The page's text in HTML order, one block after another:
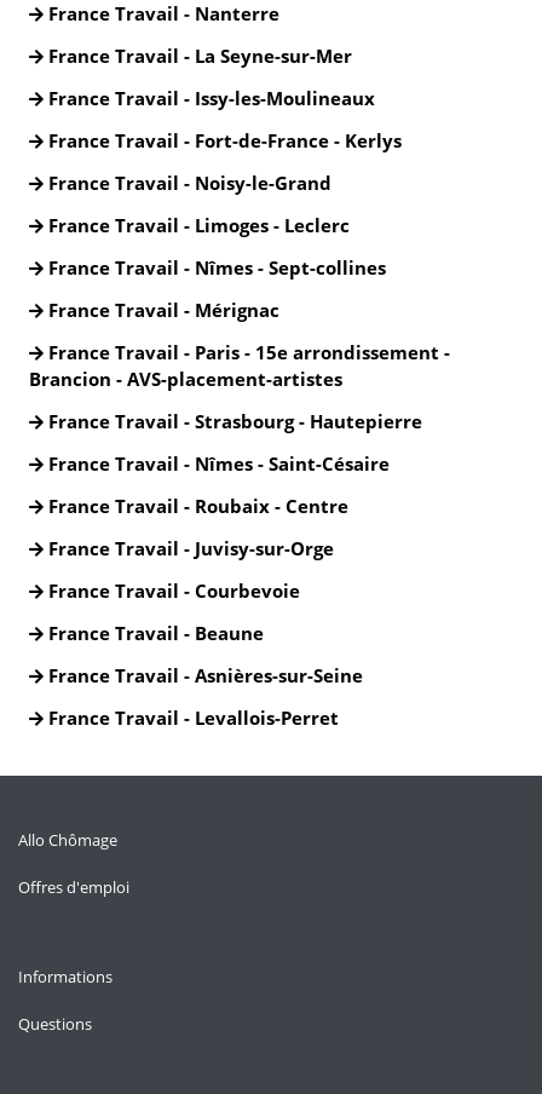
France Travail - Nanterre
France Travail - La Seyne-sur-Mer
France Travail - Issy-les-Moulineaux
France Travail - Fort-de-France - Kerlys
France Travail - Noisy-le-Grand
France Travail - Limoges - Leclerc
France Travail - Nîmes - Sept-collines
France Travail - Mérignac
France Travail - Paris - 15e arrondissement -
Brancion - AVS-placement-artistes
France Travail - Strasbourg - Hautepierre
France Travail - Nîmes - Saint-Césaire
France Travail - Roubaix - Centre
France Travail - Juvisy-sur-Orge
France Travail - Courbevoie
France Travail - Beaune
France Travail - Asnières-sur-Seine
France Travail - Levallois-Perret
Allo Chômage
Offres d'emploi
Informations
Questions